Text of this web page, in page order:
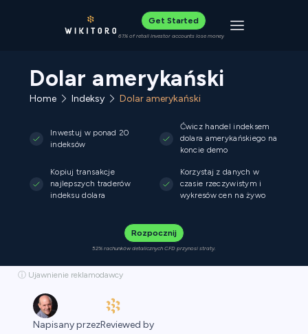
Get Started
61% of retail investor accounts lose money Toggle
Dolar amerykański
Home Indeksy Dolar amerykański
Inwestuj w ponad 20
indeksów
Ćwicz handel indeksem
dolara amerykańskiego na
koncie demo
Kopiuj transakcje
najlepszych traderów
indeksu dolara
Korzystaj z danych w
czasie rzeczywistym i
wykresów cen na żywo
Rozpocznij
52% rachunków detalicznych CFD przynosi straty.
ⓘ Ujawnienie reklamodawcy
Napisany przezReviewed by